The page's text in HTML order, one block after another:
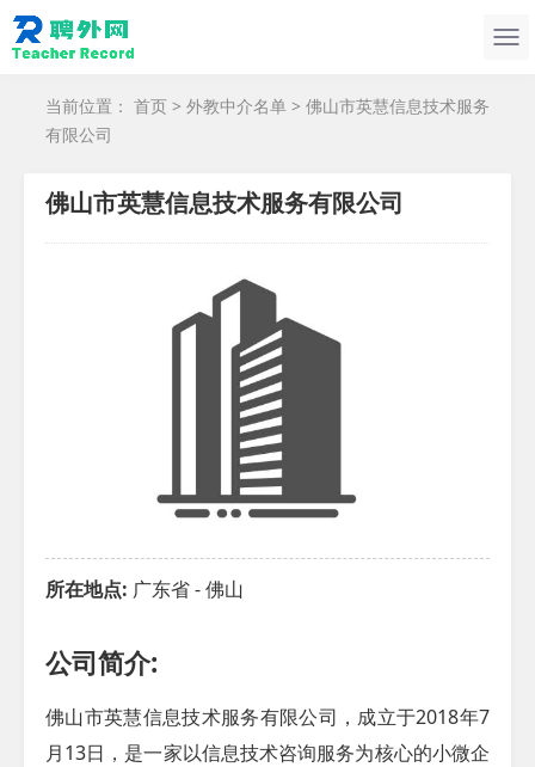
当前位置： 首页 > 外教中介名单 > 佛山市英慧信息技术服务
有限公司
佛山市英慧信息技术服务有限公司
所在地点: 广东省 - 佛山
公司简介:
佛山市英慧信息技术服务有限公司，成立于2018年7
月13日，是一家以信息技术咨询服务为核心的小微企